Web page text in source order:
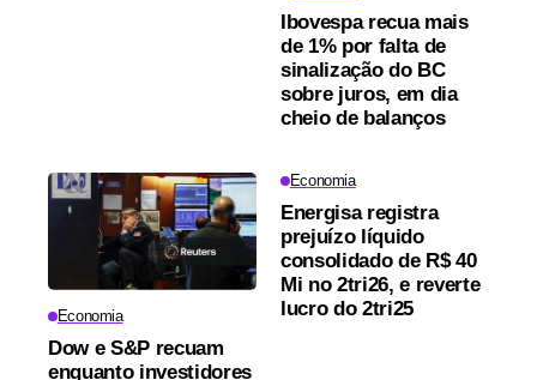
Ibovespa recua mais
de 1% por falta de
sinalização do BC
sobre juros, em dia
cheio de balanços
Economia
Dow e S&P recuam
enquanto investidores
Economia
Energisa registra
prejuízo líquido
consolidado de R$ 40
Mi no 2tri26, e reverte
lucro do 2tri25